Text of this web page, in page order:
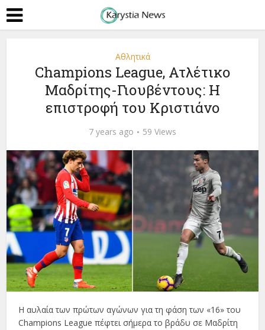
Αθλητικά
Champions League, Ατλέτικο
Μαδρίτης-Γιουβέντους: Η
επιστροφή του Κριστιάνο
7 years ago 59 Views
Η αυλαία των πρώτων αγώνων για τη φάση των «16» του
Champions League πέφτει σήμερα το βράδυ σε Μαδρίτη